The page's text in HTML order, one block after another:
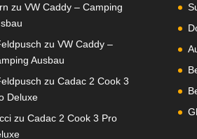
zu VW Caddy – Camping
zu VW Caddy –
Ausbau
zu Cadac 2 Cook 3
Deluxe
zu Cadac 2 Cook 3 Pro